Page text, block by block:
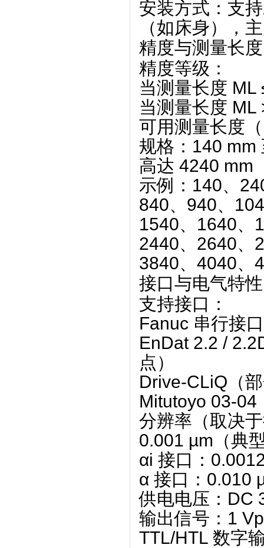
安装方式 ：支
（如床身），
精度与测量长度
精度等级 ‌：
当测量长度 ‌ ML
当测量长度 ‌ ML
可用测量长度
规格：140 mm
高达 4240 mm
示例：140、
840、940、
1540、1640、
2440、2640、
3840、4040、
接口与电气特性
支持接口 ‌：
Fanuc 串行接
EnDat 2.2 /
点）
Drive-CLiQ （
Mitutoyo 03-04
分辨率 （取决
0.001 µm （典
αi 接口：‌
α 接口：‌ 0.010
供电电压 ‌：‌ DC
输出信号 ‌：‌ 1
TTL/HTL 数字